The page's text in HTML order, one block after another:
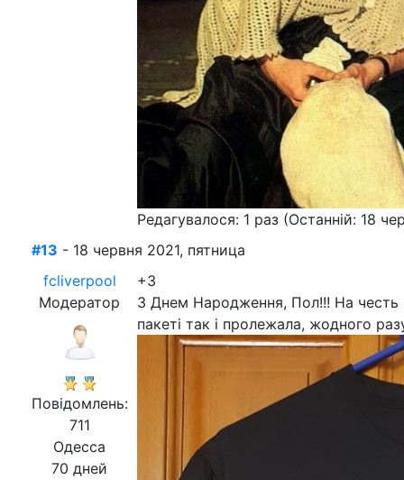
Редагувалося: 1 раз (Останній: 18
#13 - 18 червня 2021, пятница
fcliverpool
Модератор
Повідомлень:
711
Одесса
70 дней
+3
З Днем Народження, Пол!!! На честь
пакеті так і пролежала, жодного